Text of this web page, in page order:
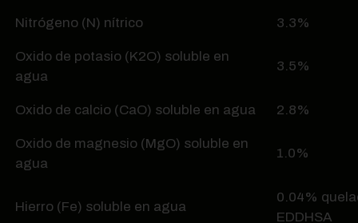
Nitrógeno (N) nítrico 3.3%
Oxido de potasio (K2O) soluble en
agua
3.5%
Oxido de calcio (CaO) soluble en agua 2.8%
Oxido de magnesio (MgO) soluble en
agua
1.0%
Hierro (Fe) soluble en agua
0.04%
EDDHSA